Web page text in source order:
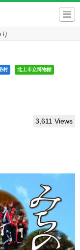
村 北上市立博物館
3,611 Views